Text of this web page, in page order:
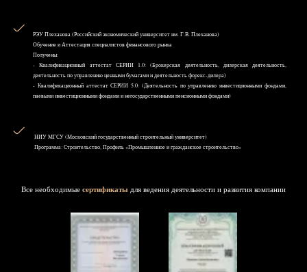
РЭУ Плеханова (Российский экономический университет им. Г.В. Плеханова)
Обучение и Аттестация специалистов финансового рынка
Получены:
- Квалификационный аттестат СЕРИИ 1.0: (Брокерская деятельность, дилерская деятельность,
деятельность по управлению ценными бумагами и деятельность форекс-дилера)
- Квалификационный аттестат СЕРИИ 5.0: (Деятельность по управлению инвестиционными фондами,
паевыми инвестиционными фондами и негосударственными пенсионными фондами)
НИУ MГСУ (Московский государственный строительный университет)
Программа: Строительство, Профиль «Промышленное и гражданское строительство»
Все необходимые сертификаты для ведения деятельности и развития компании